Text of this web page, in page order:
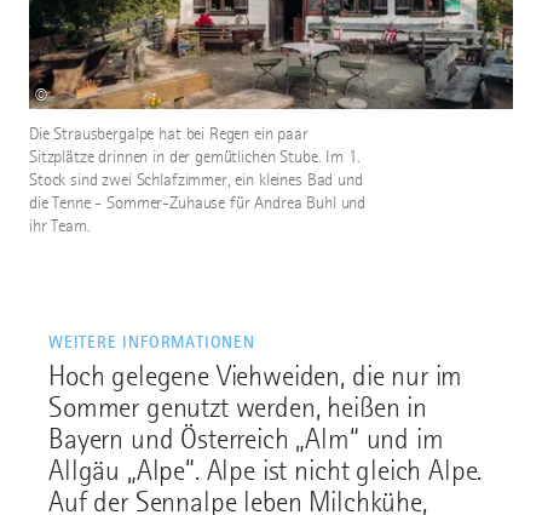
©
Die Strausbergalpe hat bei Regen ein paar
Sitzplätze drinnen in der gemütlichen Stube. Im 1.
Stock sind zwei Schlafzimmer, ein kleines Bad und
die Tenne - Sommer-Zuhause für Andrea Buhl und
ihr Team.
WEITERE INFORMATIONEN
Hoch gelegene Viehweiden, die nur im
Sommer genutzt werden, heißen in
Bayern und Österreich „Alm“ und im
Allgäu „Alpe“. Alpe ist nicht gleich Alpe.
Auf der Sennalpe leben Milchkühe,